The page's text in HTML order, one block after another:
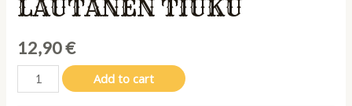
LAUTANEN TIUKU
12,90€
Lena
Furberg
Add to cart